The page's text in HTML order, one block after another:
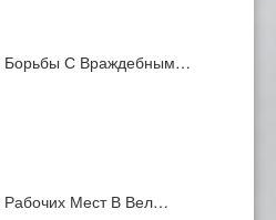
Борьбы С Враждебным…
Рабочих Мест В Вел…